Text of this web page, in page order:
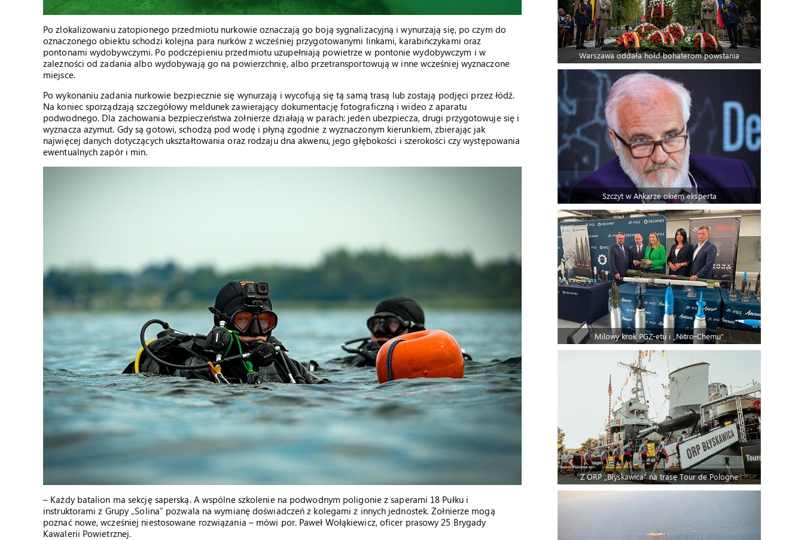
Po zlokalizowaniu zatopionego przedmiotu nurkowie oznaczają go boją sygnalizacyjną i wynurzają się, po czym do
oznaczonego obiektu schodzi kolejna para nurków z wcześniej przygotowanymi linkami, karabińczykami oraz
pontonami wydobywczymi. Po podczepieniu przedmiotu uzupełniają powietrze w pontonie wydobywczym i w
zależności od zadania albo wydobywają go na powierzchnię, albo przetransportowują w inne wcześniej wyznaczone
miejsce.
Po wykonaniu zadania nurkowie bezpiecznie się wynurzają i wycofują się tą samą trasą lub zostają podjęci przez łódź.
Na koniec sporządzają szczegółowy meldunek zawierający dokumentację fotograficzną i wideo z aparatu
podwodnego. Dla zachowania bezpieczeństwa żołnierze działają w parach: jeden ubezpiecza, drugi przygotowuje się i
wyznacza azymut. Gdy są gotowi, schodzą pod wodę i płyną zgodnie z wyznaczonym kierunkiem, zbierając jak
najwięcej danych dotyczących ukształtowania oraz rodzaju dna akwenu, jego głębokości i szerokości czy występowania
ewentualnych zapór i min.
– Każdy batalion ma sekcję saperską. A wspólne szkolenie na podwodnym poligonie z saperami 18 Pułku i
instruktorami z Grupy „Solina” pozwala na wymianę doświadczeń z kolegami z innych jednostek. Żołnierze mogą
poznać nowe, wcześniej niestosowane rozwiązania – mówi por. Paweł Wołąkiewicz, oficer prasowy 25 Brygady
Kawalerii Powietrznej.
Warszawa oddała hołd bohaterom powstania
Szczyt w Ankarze okiem eksperta
Milowy krok PGZ-etu i „Nitro-Chemu”
Z ORP „Błyskawica” na trasę Tour de Pologne